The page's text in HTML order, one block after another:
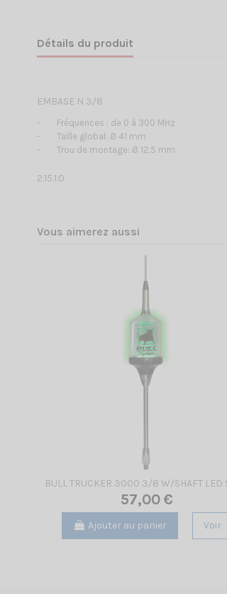
Détails du produit
EMBASE N 3/8
-
Fréquences : de 0 à 300 MHz
-
Taille global: Ø 41 mm
-
Trou de montage: Ø 12.5 mm
2.15.1.0
Vous aimerez aussi
BULL TRUCKER 3000 3/8 W/SHAFT LED
57,00 €
Ajouter au panier Voir